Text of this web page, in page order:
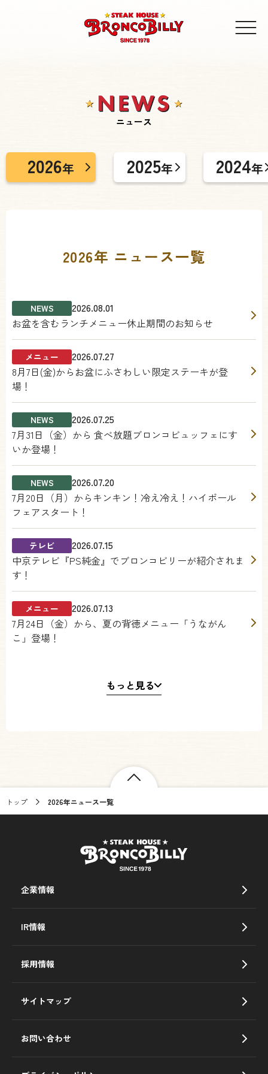
ニュース
2026年 2025年 2024年
2026年 ニュース一覧
NEWS
2026.08.01
お盆を含むランチメニュー休止期間のお知らせ
メニュー
2026.07.27
8月7日(金)からお盆にふさわしい限定ステーキが登
場！
NEWS
2026.07.25
7月31日（金）から 食べ放題ブロンコビュッフェにす
いか登場！
NEWS
2026.07.20
7月20日（月）からキンキン！冷え冷え！ハイボール
フェアスタート！
テレビ
2026.07.15
中京テレビ『PS純金』でブロンコビリーが紹介されま
す！
メニュー
2026.07.13
7月24日（金）から、夏の背徳メニュー「うながん
こ」登場！
もっと見る
トップ 2026年ニュース一覧
企業情報
IR情報
採用情報
サイトマップ
お問い合わせ